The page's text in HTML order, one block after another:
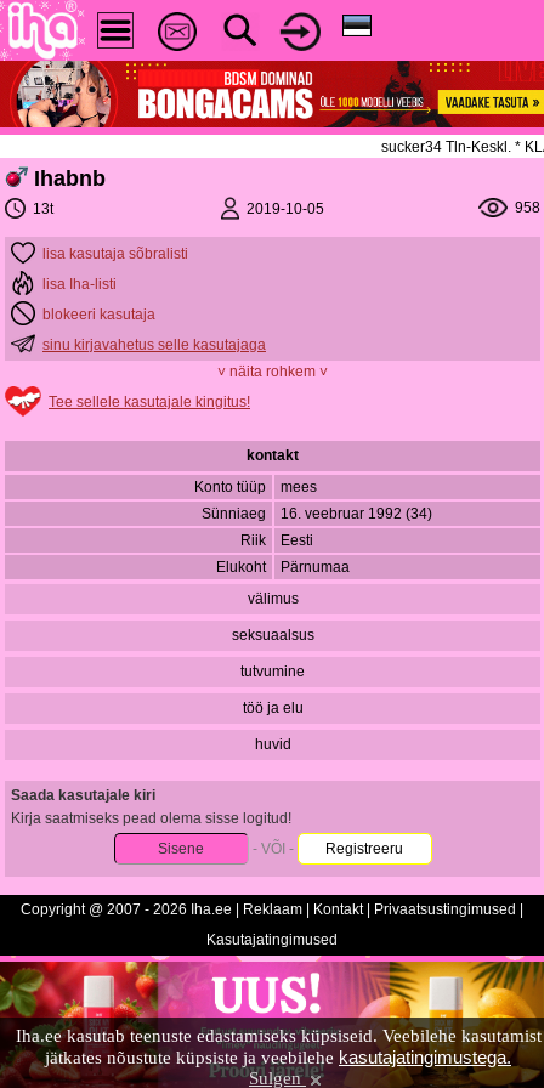
Iha.ee kasutab teenuste edastamiseks küpsiseid. Veebilehe kasutamist
jätkates nõustute küpsiste ja veebilehe kasutajatingimustega.
Sulgen
sucker34 Tln-Keskl. *
Ihabnb
13t 2019-10-05 958
lisa kasutaja sõbralisti
lisa Iha-listi
blokeeri kasutaja
sinu kirjavahetus selle kasutajaga
˅ näita rohkem ˅
Tee sellele kasutajale kingitus!
kontakt
Konto tüüp
mees
Sünniaeg
16. veebruar 1992 (34)
Riik
Eesti
Elukoht
Pärnumaa
välimus
seksuaalsus
tutvumine
töö ja elu
huvid
Saada kasutajale kiri
Kirja saatmiseks pead olema sisse logitud!
Sisene
- VÕI - Registreeru
Copyright @ 2007 - 2026 Iha.ee | Reklaam Kontakt| Privaatsustingimused
Kasutajatingimused